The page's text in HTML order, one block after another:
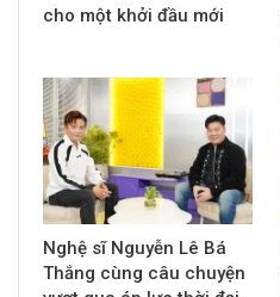
cho một khởi đầu mới
Nghệ sĩ Nguyễn Lê Bá
Thắng cùng câu chuyện